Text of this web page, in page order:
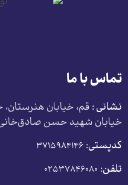
تماس با ما
نشانی : قم، خیابان
خیابان شهید حسن صادق‌خانی،
کدپستی:
تلفن: ۰۲۵۳۷۸۴۶۰۸۰